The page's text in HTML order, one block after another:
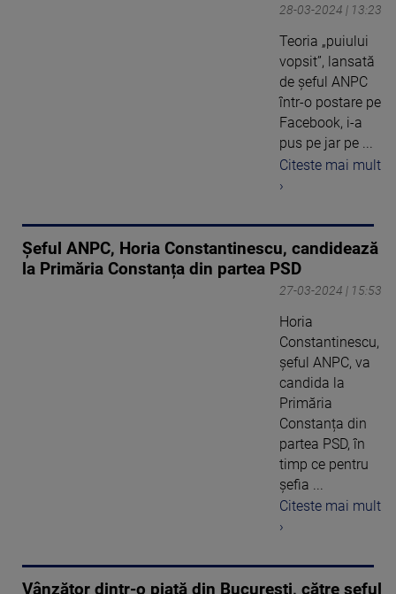
28-03-2024 | 13:23
Teoria „puiului
vopsit”, lansată
de șeful ANPC
într-o postare pe
Facebook, i-a
pus pe jar pe ...
Citeste mai mult
›
Șeful ANPC, Horia Constantinescu, candidează
la Primăria Constanța din partea PSD
27-03-2024 | 15:53
Horia
Constantinescu,
șeful ANPC, va
candida la
Primăria
Constanța din
partea PSD, în
timp ce pentru
șefia ...
Citeste mai mult
›
Vânzător dintr-o piață din București, către șeful